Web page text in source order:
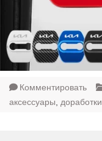
Комментировать
аксессуары
доработки